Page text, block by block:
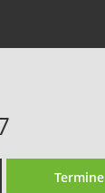
Termine